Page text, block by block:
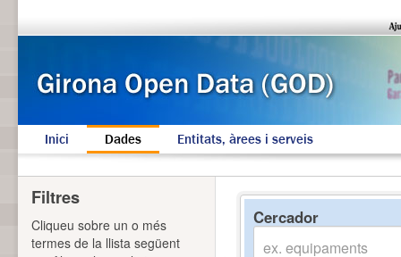
Inici Dades Entitats, àrees i serveis
Cercador
Filtres
Cliqueu sobre un o més
termes de la llista següent